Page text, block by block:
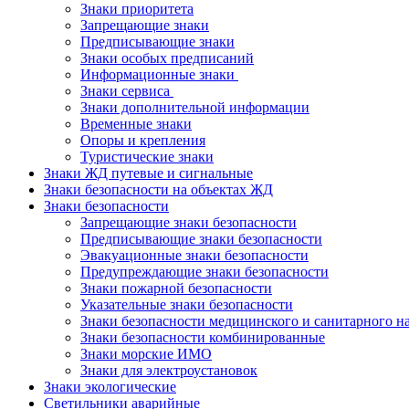
Знаки приоритета
Запрещающие знаки
Предписывающие знаки
Знаки особых предписаний
Информационные знаки
Знаки сервиса
Знаки дополнительной информации
Временные знаки
Опоры и крепления
Туристические знаки
Знаки ЖД путевые и сигнальные
Знаки безопасности на объектах ЖД
Знаки безопасности
Запрещающие знаки безопасности
Предписывающие знаки безопасности
Эвакуационные знаки безопасности
Предупреждающие знаки безопасности
Знаки пожарной безопасности
Указательные знаки безопасности
Знаки безопасности медицинского и санитарного
Знаки безопасности комбинированные
Знаки морские ИМО
Знаки для электроустановок
Знаки экологические
Светильники аварийные